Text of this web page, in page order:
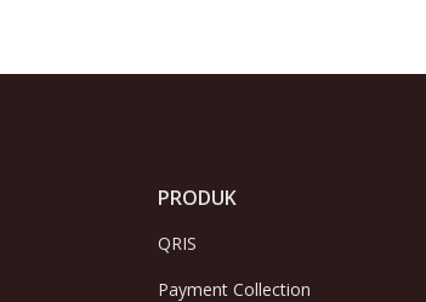
PRODUK
QRIS
Payment Collection